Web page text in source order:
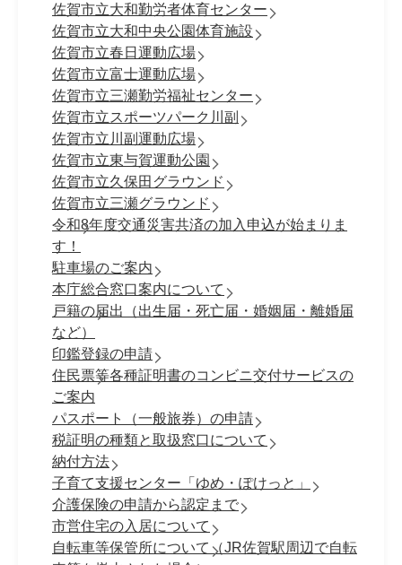
佐賀市立大和勤労者体育センター
佐賀市立大和中央公園体育施設
佐賀市立春日運動広場
佐賀市立富士運動広場
佐賀市立三瀬勤労福祉センター
佐賀市立スポーツパーク川副
佐賀市立川副運動広場
佐賀市立東与賀運動公園
佐賀市立久保田グラウンド
佐賀市立三瀬グラウンド
令和8年度交通災害共済の加入申込が始まりま
す！
駐車場のご案内
本庁総合窓口案内について
戸籍の届出（出生届・死亡届・婚姻届・離婚届
など）
印鑑登録の申請
住民票等各種証明書のコンビニ交付サービスの
ご案内
パスポート（一般旅券）の申請
税証明の種類と取扱窓口について
納付方法
子育て支援センター「ゆめ・ぽけっと」
介護保険の申請から認定まで
市営住宅の入居について
自転車等保管所について（JR佐賀駅周辺で自転